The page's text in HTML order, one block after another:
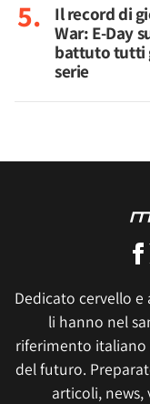
Il record di
War: E-Day
battuto tutti
serie
Dedicato cervello
li hanno nel
riferimento
del futuro.
articoli, news,